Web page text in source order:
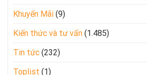
Khuyến Mãi (9)
Kiến thức và tư vấn (1.485)
Tin tức (232)
Toplist (1)